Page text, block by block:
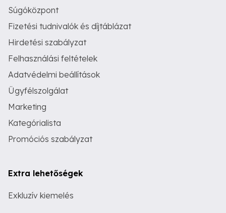
Súgóközpont
Fizetési tudnivalók és díjtáblázat
Hirdetési szabályzat
Felhasználási feltételek
Adatvédelmi beállítások
Ügyfélszolgálat
Marketing
Kategórialista
Promóciós szabályzat
Extra lehetőségek
Exkluzív kiemelés